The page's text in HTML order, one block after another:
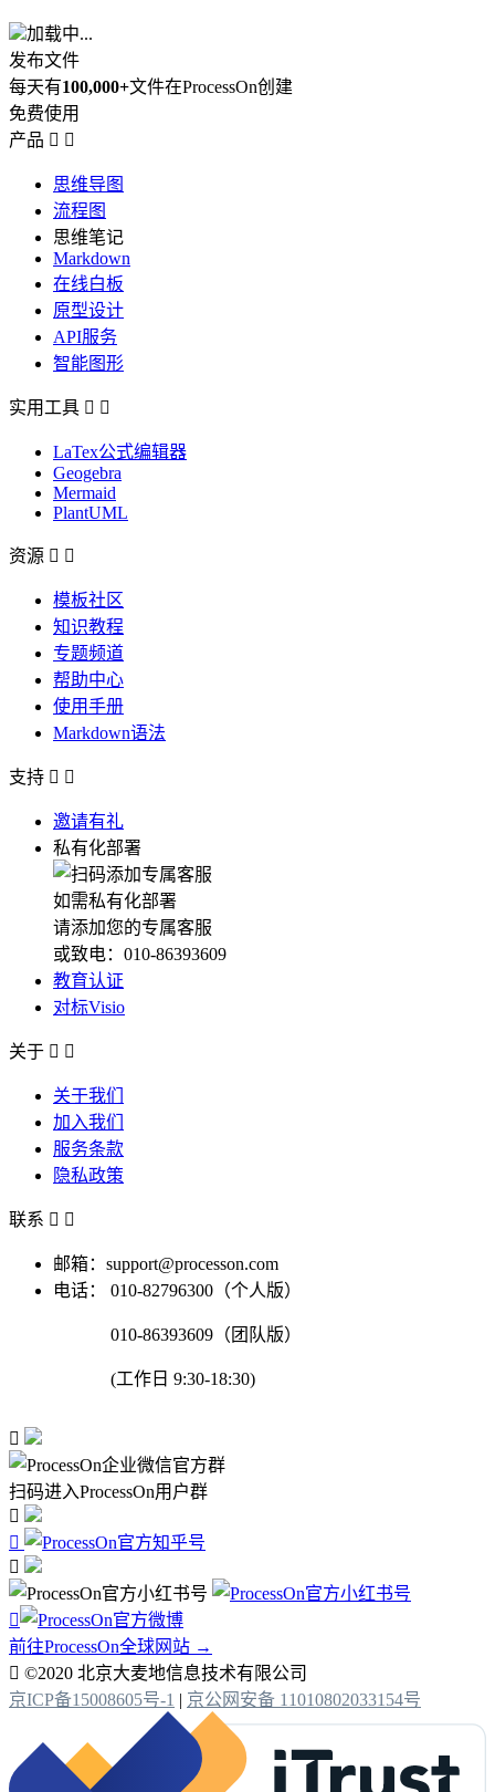
加载中...
发布文件
每天有100,000+文件在ProcessOn创建
免费使用
产品  
思维导图
流程图
思维笔记
Markdown
在线白板
原型设计
API服务
智能图形
实用工具  
LaTex公式编辑器
Geogebra
Mermaid
PlantUML
资源  
模板社区
知识教程
专题频道
帮助中心
使用手册
Markdown语法
支持  
邀请有礼
私有化部署
如需私有化部署
请添加您的专属客服
或致电：010-86393609
教育认证
对标Visio
关于  
关于我们
加入我们
服务条款
隐私政策
联系  
邮箱：support@processon.com
电话：
010-82796300（个人版）
010-86393609（团队版）
(工作日 9:30-18:30)

扫码进入ProcessOn用户群




前往ProcessOn全球网站 →
 ©2020 北京大麦地信息技术有限公司
京ICP备15008605号-1 | 京公网安备 11010802033154号